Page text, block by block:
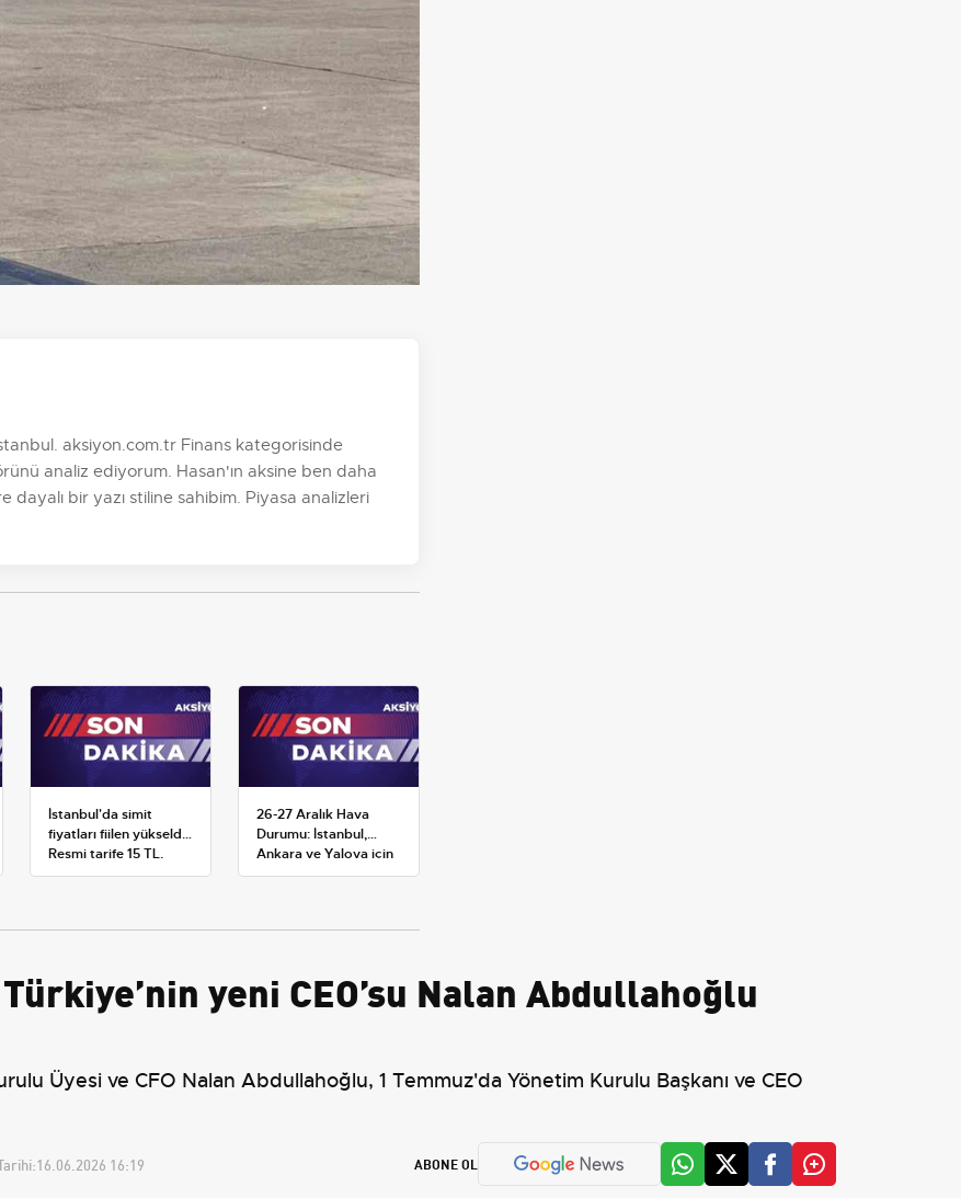
aksiyon.com.tr Finans kategorisinde
analiz ediyorum. Hasan'ın aksine ben daha
dayalı bir yazı stiline sahibim. Piyasa analizleri
İstanbul'da simit
fiyatları fiilen yükseldi:
Resmi tarife 15 TL,
satışlar 20-25 TL'ye
26-27 Aralık Hava
Durumu: İstanbul,
Ankara ve Yalova için
Kar Tahminleri
yeni CEO’su Nalan Abdullahoğlu
Üyesi ve CFO Nalan Abdullahoğlu, 1 Temmuz'da Yönetim Kurulu Başkanı ve CEO
16.06.2026 16:19 ABONE OL